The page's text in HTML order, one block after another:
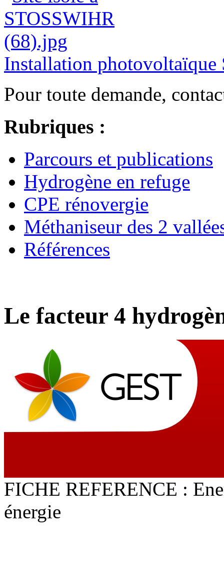
Installation photovoltaïque
Pour toute demande,
Rubriques :
Parcours et publications
Hydrogène en refuge
CPE rénovergie
Méthaniseur des 2
Références
Le facteur 4
FICHE REFERENCE :
énergie